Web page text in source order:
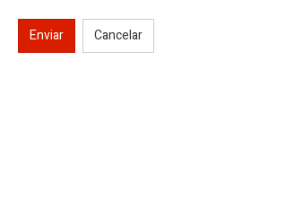
Enviar Cancelar